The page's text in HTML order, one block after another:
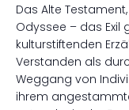
Das Alte
Odyssee – das Exil
kulturstiftenden
Verstanden als
Weggang von
ihrem